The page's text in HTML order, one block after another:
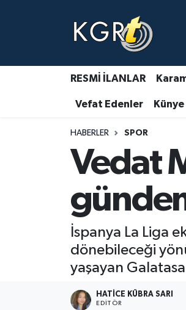
RESMİ İLANLAR
Vefat Edenler Künye
HABERLER SPOR
Vedat
İspanya La Liga
dönebileceği
yaşayan
HATICE KÜBRA SARI
EDITÖR
Karaman Haberleri
Gündem Haberleri
Güncel Haberler
Asayiş Haberleri
Ulusal Haberler
Vefat Edenler